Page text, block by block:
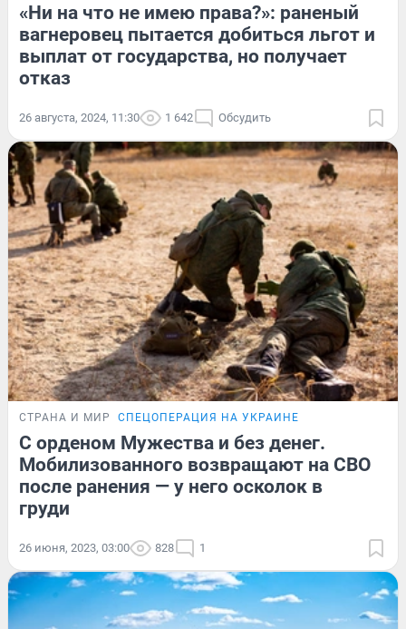
«Ни на что не имею права?»: раненый
вагнеровец пытается добиться льгот и
выплат от государства, но получает
отказ
26 августа, 2024, 11:30 1 642 Обсудить
СТРАНА И МИР СПЕЦОПЕРАЦИЯ НА УКРАИНЕ
С орденом Мужества и без денег.
Мобилизованного возвращают на СВО
после ранения — у него осколок в
груди
26 июня, 2023, 03:00 828 1